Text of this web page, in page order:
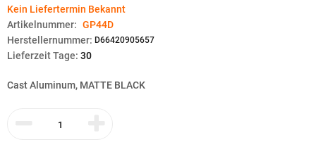
Kein Liefertermin Bekannt
Artikelnummer: GP44D
Herstellernummer: D66420905657
Lieferzeit Tage: 30
Cast Aluminum, MATTE BLACK